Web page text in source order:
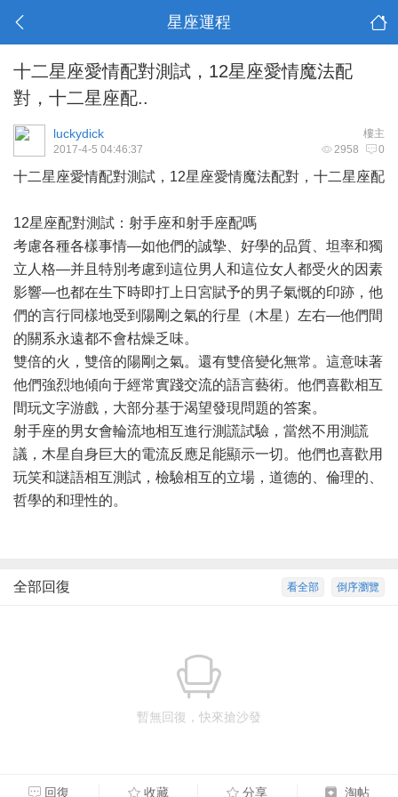
星座運程
十二星座愛情配對測試，12星座愛情魔法配
對，十二星座配..
樓主
luckydick
2958 0
2017-4-5 04:46:37
十二星座愛情配對測試，12星座愛情魔法配對，十二星座配
12星座配對測試：射手座和射手座配嗎
考慮各種各樣事情—如他們的誠摯、好學的品質、坦率和獨
立人格—并且特別考慮到這位男人和這位女人都受火的因素
影響—也都在生下時即打上日宮賦予的男子氣慨的印跡，他
們的言行同樣地受到陽剛之氣的行星（木星）左右—他們間
的關系永遠都不會枯燥乏味。
雙倍的火，雙倍的陽剛之氣。還有雙倍變化無常。這意味著
他們強烈地傾向于經常實踐交流的語言藝術。他們喜歡相互
間玩文字游戲，大部分基于渴望發現問題的答案。
射手座的男女會輪流地相互進行測謊試驗，當然不用測謊
議，木星自身巨大的電流反應足能顯示一切。他們也喜歡用
玩笑和謎語相互測試，檢驗相互的立場，道德的、倫理的、
哲學的和理性的。
倒序瀏覽
看全部
全部回復
暫無回復，快來搶沙發
回復 收藏 分享 淘帖